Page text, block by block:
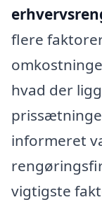
flere
hvad der
informeret
vigtigste